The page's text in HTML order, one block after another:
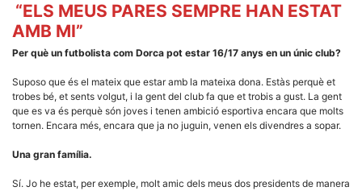
“ELS MEUS PARES SEMPRE HAN ESTAT
AMB MI”
Per què un futbolista com Dorca pot estar 16/17 anys en un únic club?
Suposo que és el mateix que estar amb la mateixa dona. Estàs perquè et
trobes bé, et sents volgut, i la gent del club fa que et trobis a gust. La gent
que es va és perquè són joves i tenen ambició esportiva encara que molts
tornen. Encara més, encara que ja no juguin, venen els divendres a sopar.
Una gran família.
Sí. Jo he estat, per exemple, molt amic dels meus dos presidents de manera